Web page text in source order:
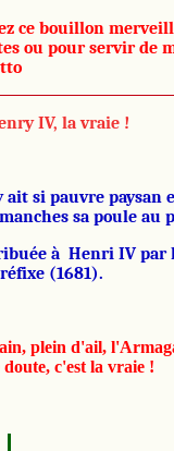
ce bouillon
ou pour servir de
IV, la vraie !
ait si pauvre paysan
sa poule au
à Henri IV par
(1681).
plein d'ail,
c'est la vraie !